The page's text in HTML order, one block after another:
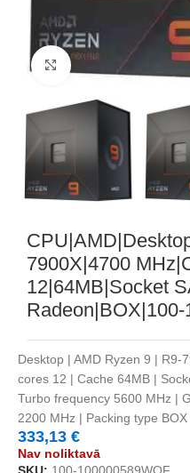
Noklikšķiniet, lai
7900X|4700
12|64MB|Socket
Desktop | AMD Ryzen 9 | R9-
cores 12 | Cache 64MB |
Turbo frequency 5600 MHz |
2200 MHz | Packing type BOX
333,13 €
Nav noliktavā